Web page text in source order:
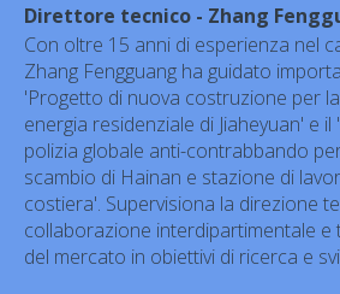
Direttore tecnico - Zhang
Con oltre 15 anni di esperienza nel
Zhang Fengguang ha guidato
'Progetto di nuova costruzione per
energia residenziale di Jiaheyuan' e
polizia globale anti-contrabbando
scambio di Hainan e stazione di
costiera'. Supervisiona la direzione
collaborazione interdipartimentale e
del mercato in obiettivi di ricerca e